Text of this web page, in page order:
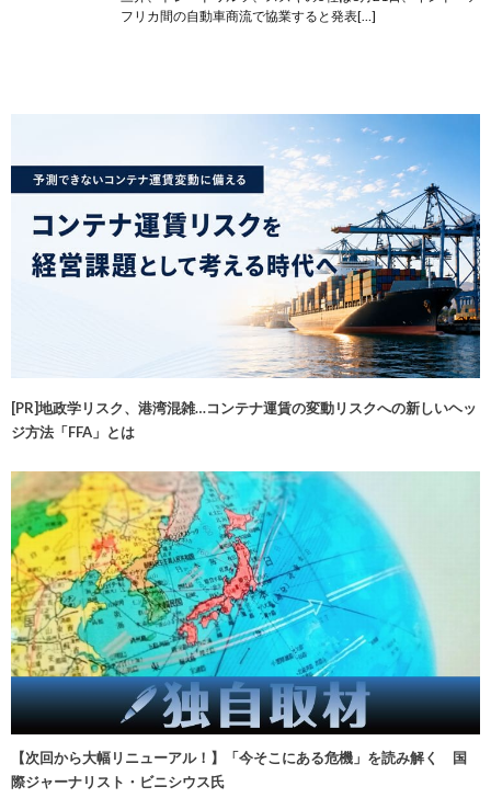
フリカ間の自動車商流で協業すると発表[…]
[PR]地政学リスク、港湾混雑…コンテナ運賃の変動リスクへの新しいヘッ
ジ方法「FFA」とは
【次回から大幅リニューアル！】「今そこにある危機」を読み解く 国
際ジャーナリスト・ビニシウス氏